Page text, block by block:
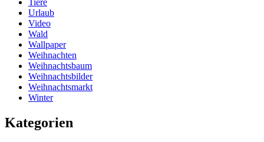
Tiere
Urlaub
Video
Wald
Wallpaper
Weihnachten
Weihnachtsbaum
Weihnachtsbilder
Weihnachtsmarkt
Winter
Kategorien